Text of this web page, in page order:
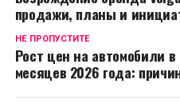
продажи, планы и
НЕ ПРОПУСТИТЕ
Рост цен на автомобили
месяцев 2026 года: